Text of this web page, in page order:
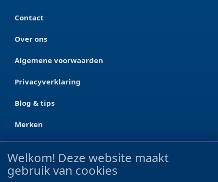
Contact
Over ons
Algemene voorwaarden
Privacyverklaring
Blog & tips
Merken
CONTACT
Ootmarsumseweg 125a
Welkom! Deze website maakt
gebruik van cookies